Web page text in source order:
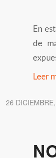
En
de
Leer
26